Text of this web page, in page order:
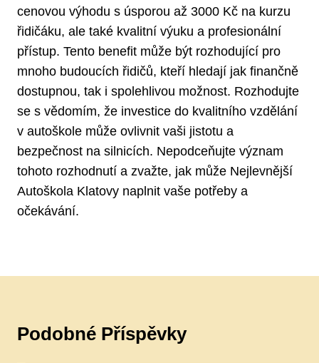
cenovou výhodu s úsporou až 3000 Kč na kurzu
řidičáku, ale také kvalitní výuku a profesionální
přístup. Tento benefit může být rozhodující pro
mnoho budoucích řidičů, kteří hledají jak finančně
dostupnou, tak i spolehlivou možnost. Rozhodujte
se s vědomím, že investice do kvalitního vzdělání
v autoškole může ovlivnit vaši jistotu a
bezpečnost na silnicích. Nepodceňujte význam
tohoto rozhodnutí a zvažte, jak může Nejlevnější
Autoškola Klatovy naplnit vaše potřeby a
očekávání.
Podobné Příspěvky